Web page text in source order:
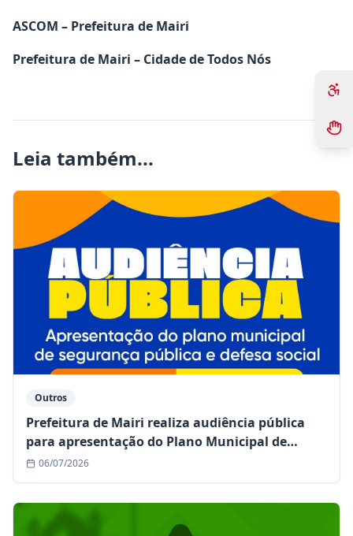
ASCOM – Prefeitura de Mairi
Prefeitura de Mairi – Cidade de Todos Nós
Leia também...
Outros
Prefeitura de Mairi realiza audiência pública
para apresentação do Plano Municipal de
Segurança Pública e Defesa Social
06/07/2026